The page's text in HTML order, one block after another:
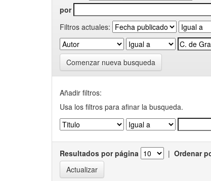
por
Filtros actuales:
Comenzar nueva busqueda
Añadir filtros:
Usa los filtros para afinar la busqueda.
Resultados por página | Ordenar